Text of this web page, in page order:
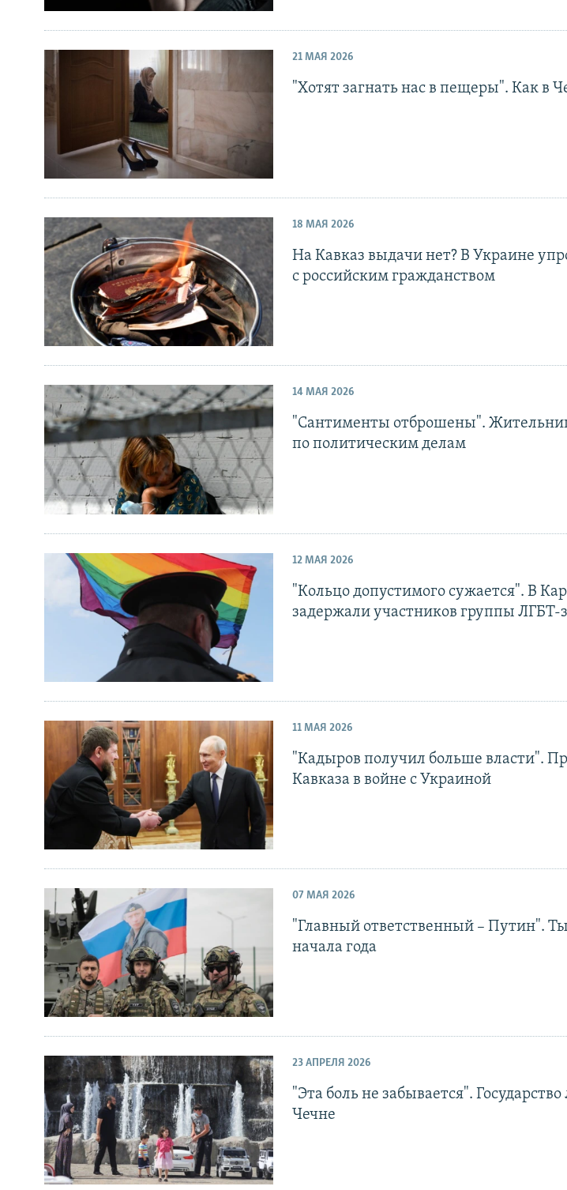
21 МАЯ 2026
"Хотят загнать нас в пещеры". Как в
18 МАЯ 2026
На Кавказ выдачи нет? В Украине
с российским гражданством
14 МАЯ 2026
"Сантименты отброшены".
по политическим делам
12 МАЯ 2026
"Кольцо допустимого сужается". В
задержали участников группы ЛГБТ-
11 МАЯ 2026
"Кадыров получил больше власти".
Кавказа в войне с Украиной
07 МАЯ 2026
"Главный ответственный – Путин".
начала года
23 АПРЕЛЯ 2026
"Эта боль не забывается".
Чечне